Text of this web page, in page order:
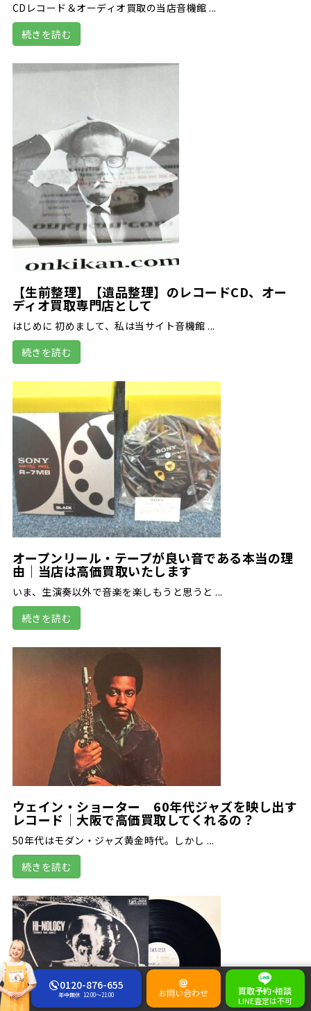
CDレコード＆オーディオ買取の当店音機館 ...
続きを読む
【生前整理】【遺品整理】のレコードCD、オー
ディオ買取専門店として
はじめに 初めまして、私は当サイト音機館 ...
続きを読む
オープンリール・テープが良い音である本当の理
由｜当店は高価買取いたします
いま、生演奏以外で音楽を楽しもうと思うと ...
続きを読む
ウェイン・ショーター 60年代ジャズを映し出す
レコード｜大阪で高価買取してくれるの？
50年代はモダン・ジャズ黄金時代。しかし ...
続きを読む
0120-876-655
12:00～21:00
年中無休 お問い合わせ 買取予約・相談
LINE査定は不可